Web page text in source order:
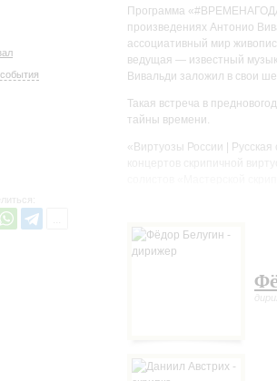
Программа
произведениях Антонио
ассоциативный мир
ведущая — известный
Вивальди заложил в свои
Такая встреча в
тайны времени.
«Виртуозы России |
участие знаменитые
русской скрипичной